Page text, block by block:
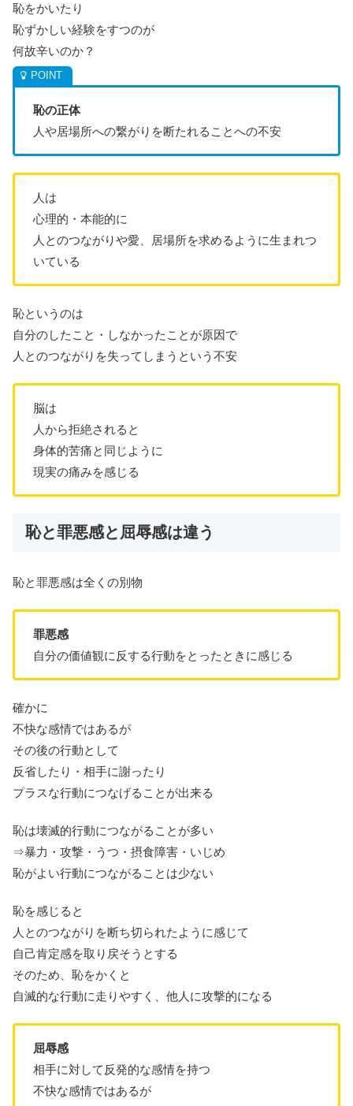
恥をかいたり
恥ずかしい経験をすつのが
何故辛いのか？
恥の正体
人や居場所への繋がりを断たれることへの不安
人は
心理的・本能的に
人とのつながりや愛、居場所を求めるように生まれつ
いている
恥というのは
自分のしたこと・しなかったことが原因で
人とのつながりを失ってしまうという不安
脳は
人から拒絶されると
身体的苦痛と同じように
現実の痛みを感じる
恥と罪悪感と屈辱感は違う
恥と罪悪感は全くの別物
罪悪感
自分の価値観に反する行動をとったときに感じる
確かに
不快な感情ではあるが
その後の行動として
反省したり・相手に謝ったり
プラスな行動につなげることが出来る
恥は壊滅的行動につながることが多い
⇒暴力・攻撃・うつ・摂食障害・いじめ
恥がよい行動につながることは少ない
恥を感じると
人とのつながりを断ち切られたように感じて
自己肯定感を取り戻そうとする
そのため、恥をかくと
自滅的な行動に走りやすく、他人に攻撃的になる
屈辱感
相手に対して反発的な感情を持つ
不快な感情ではあるが